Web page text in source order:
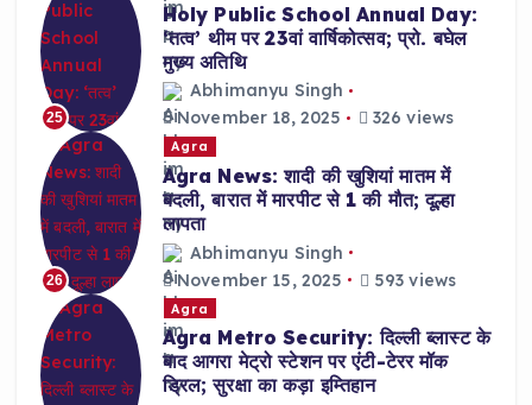
25
Holy Public School Annual Day:
‘तत्व’ थीम पर 23वां वार्षिकोत्सव; प्रो. बघेल
मुख्य अतिथि
Abhimanyu Singh
November 18, 2025
326 views
26
Agra
Agra News: शादी की खुशियां मातम में
बदली, बारात में मारपीट से 1 की मौत; दूल्हा
लापता
Abhimanyu Singh
November 15, 2025
593 views
Agra
Agra Metro Security: दिल्ली ब्लास्ट के
बाद आगरा मेट्रो स्टेशन पर एंटी-टेरर मॉक
ड्रिल; सुरक्षा का कड़ा इम्तिहान